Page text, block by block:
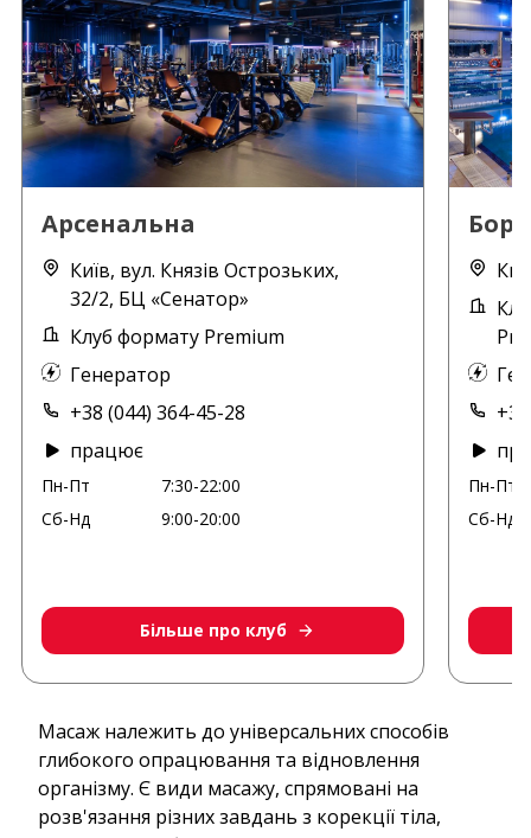
Арсенальна
Київ, вул. Князів Острозьких,
32/2, БЦ «Сенатор»
Клуб формату Premium
Генератор
+38 (044) 364-45-28
працює
Пн-Пт
7:30-22:00
Сб-Нд
9:00-20:00
Більше про клуб
Пн-Пт
Сб-Нд
Масаж належить до універсальних способів
глибокого опрацювання та відновлення
організму. Є види масажу, спрямовані на
розв'язання різних завдань з корекції тіла,